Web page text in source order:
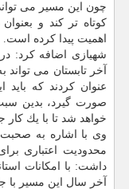
كوتاه تر كند و
اهمیت پیدا كرده است.
شهیازی اضافه كرد:
آخر تابستان می
عنوان كردند كه
صورت گیرد، بدین
خواهد شد تا با یك كار
وی با اشاره به
داشت: با امكانات
آخر سال این مسیر با